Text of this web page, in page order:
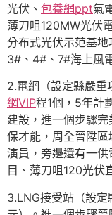
光伏、 包養網ppt氣
薄刀咀120MW光伏
分布式光伏示范基
3#、4#、7#海上風
2.電網（設定縣嚴
網VIP程1個，5年計
建設，進一個步驟
保才能，周全晉陞
演員，旁邊還有一
目、薄刀咀120光伏
3.LNG接受站（設